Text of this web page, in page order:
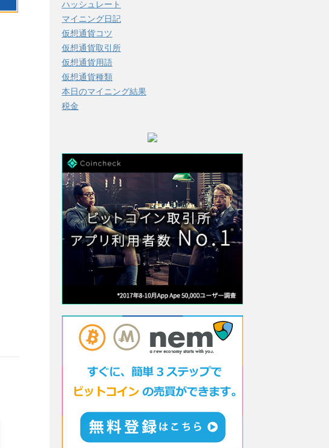
ハッシュレート
マイニング日記
仮想通貨コツ
仮想通貨取引所
仮想通貨用語
仮想通貨種類
本日のマイニング結果
税金